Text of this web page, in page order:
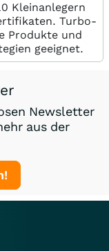
Kleinanlegern
Turbo-
Produkte und
geeignet.
Newsletter
aus der